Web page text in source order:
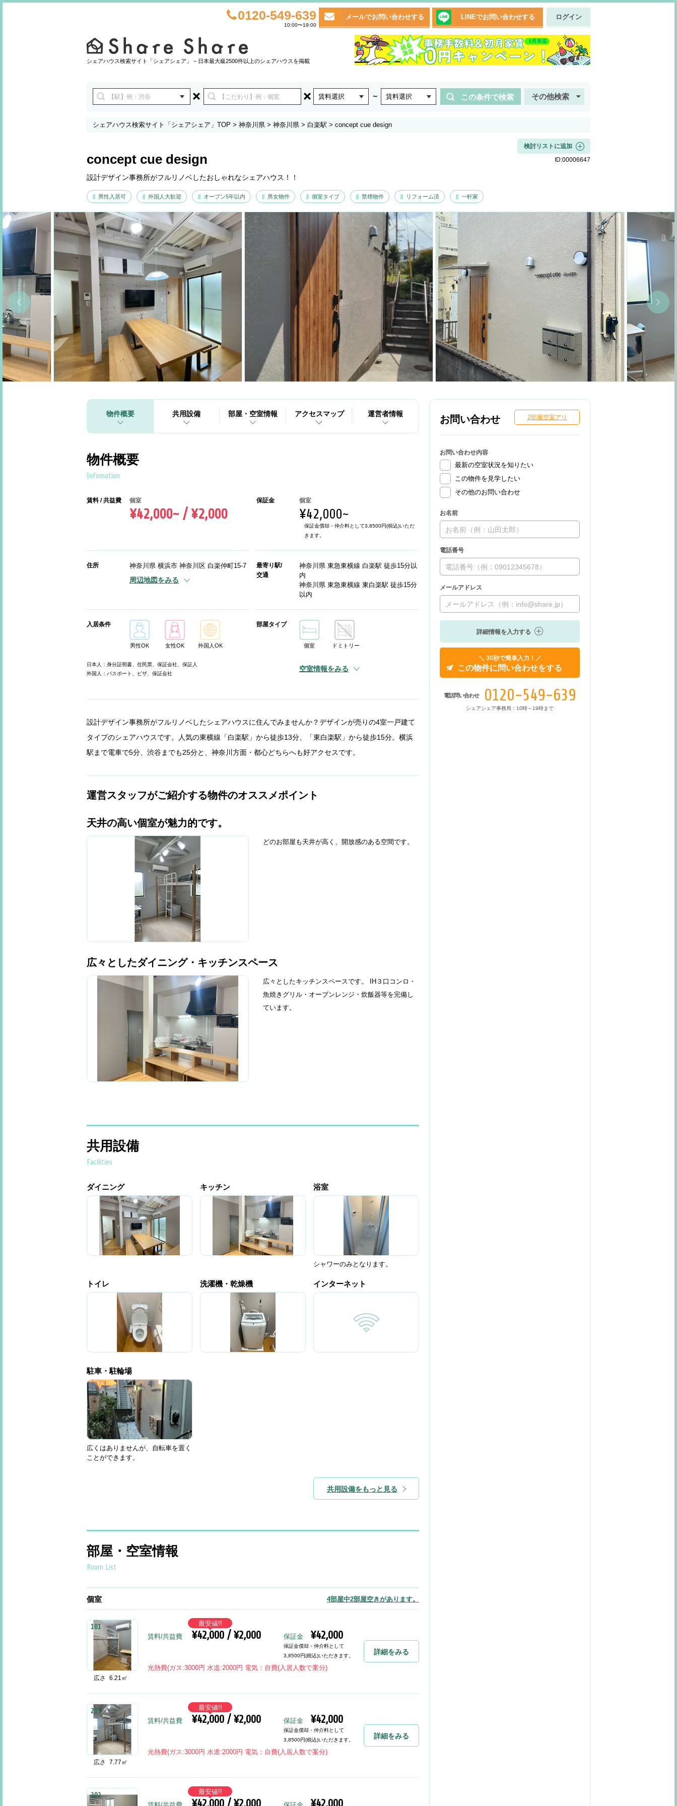
0120-549-639
10:00〜19:00
メールでお問い合わせする LINEでお問い合わせする ログイン
シェアハウス検索サイト「シェアシェア」 − 日本最大級2500件以上のシェアハウスを掲載
賃料選択 ～ 賃料選択 この条件で検索 その他検索
シェアハウス検索サイト「シェアシェア」TOP > 神奈川県 > 神奈川県 > 白楽駅 > concept cue design
concept cue design
設計デザイン事務所がフルリノベしたおしゃれなシェアハウス！！
男性入居可 外国人大歓迎 オープン5年以内 男女物件 個室タイプ 禁煙物件 リフォーム済 一軒家
検討リストに追加
ID:00006647
物件概要 共用設備 部屋・空室情報 アクセスマップ 運営者情報
物件概要
Infomation
賃料 / 共益費 個室
¥42,000~ / ¥2,000
保証金 個室
¥42,000~
保証金償却・仲介料として3,8500円(税込)いただ
きます。
住所 神奈川県 横浜市 神奈川区 白楽仲町15-7
周辺地図をみる
最寄り駅/
交通
神奈川県 東急東横線 白楽駅 徒歩15分以
内
神奈川県 東急東横線 東白楽駅 徒歩15分
以内
入居条件
男性OK 女性OK 外国人OK
日本人：身分証明書、住民票、保証会社、保証人
外国人：パスポート、ビザ、保証会社
部屋タイプ
個室 ドミトリー
空室情報をみる
設計デザイン事務所がフルリノベしたシェアハウスに住んでみませんか？デザインが売りの4室一戸建て
タイプのシェアハウスです。人気の東横線「白楽駅」から徒歩13分、「東白楽駅」から徒歩15分。横浜
駅まで電車で5分、渋谷までも25分と、神奈川方面・都心どちらへも好アクセスです。
運営スタッフがご紹介する物件のオススメポイント
天井の高い個室が魅力的です。
どのお部屋も天井が高く、開放感のある空間です。
広々としたダイニング・キッチンスペース
広々としたキッチンスペースです。 IH３口コンロ・
魚焼きグリル・オーブンレンジ・炊飯器等を完備し
ています。
共用設備
Facilities
ダイニング キッチン 浴室
シャワーのみとなります。
トイレ 洗濯機・乾燥機 インターネット
駐車・駐輪場
広くはありませんが、自転車を置く
ことができます。
共用設備をもっと見る
部屋・空室情報
Room List
個室 4部屋中2部屋空きがあります。
101
広さ 6.21㎡
賃料/共益費 ¥42,000 / ¥2,000
最安値!!
保証金
¥42,000
保証金償却・仲介料として
3,8500円(税込)いただきます。
光熱費(ガス:3000円 水道:2000円 電気：自費(入居人数で案分)
詳細をみる
201
広さ 7.77㎡
賃料/共益費 ¥42,000 / ¥2,000
最安値!!
保証金
¥42,000
保証金償却・仲介料として
3,8500円(税込)いただきます。
光熱費(ガス:3000円 水道:2000円 電気：自費(入居人数で案分)
詳細をみる
202
賃料/共益費
¥42,000 / ¥2,000
最安値!!
保証金
¥42,000
お問い合わせ 2部屋空室アリ
お問い合わせ内容
最新の空室状況を知りたい
この物件を見学したい
その他のお問い合わせ
お名前
電話番号
メールアドレス
詳細情報を入力する
＼ 30秒で簡単入力！／
この物件に問い合わせをする
電話問い合わせ 0120-549-639
シェアシェア事務局：10時～19時まで